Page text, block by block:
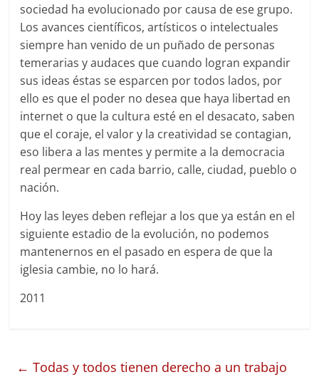
sociedad ha evolucionado por causa de ese grupo.
Los avances científicos, artísticos o intelectuales
siempre han venido de un puñado de personas
temerarias y audaces que cuando logran expandir
sus ideas éstas se esparcen por todos lados, por
ello es que el poder no desea que haya libertad en
internet o que la cultura esté en el desacato, saben
que el coraje, el valor y la creatividad se contagian,
eso libera a las mentes y permite a la democracia
real permear en cada barrio, calle, ciudad, pueblo o
nación.
Hoy las leyes deben reflejar a los que ya están en el
siguiente estadio de la evolución, no podemos
mantenernos en el pasado en espera de que la
iglesia cambie, no lo hará.
2011
← Todas y todos tienen derecho a un trabajo